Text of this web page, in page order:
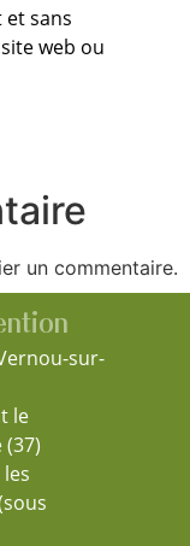
sans
web ou
un commentaire.
sur-
le